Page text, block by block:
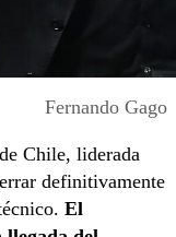
Fernando Gago
Chile, liderada
definitivamente
El